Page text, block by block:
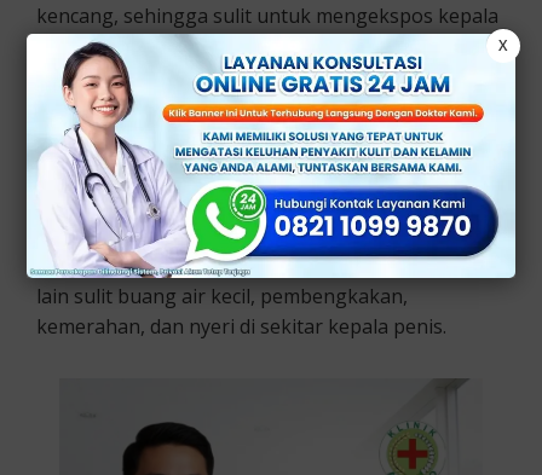
kencang, sehingga sulit untuk mengekspos kepala
penis.
Fimosis dapat terjadi pada semua usia, tetapi lebih
umum terjadi pada anak-anak dan remaja laki-laki.
Gejala Fimosis
Gejala yang biasanya terkait dengan fimosis antara
lain sulit buang air kecil, pembengkakan,
kemerahan, dan nyeri di sekitar kepala penis.
X